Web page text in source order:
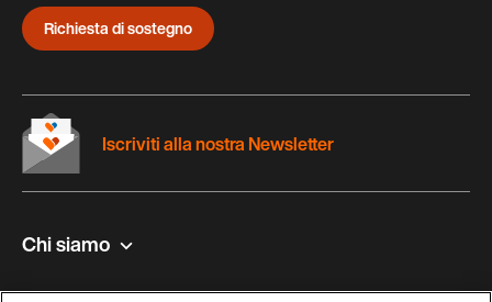
Richiesta di sostegno
Chi siamo
Iscriviti alla nostra Newsletter